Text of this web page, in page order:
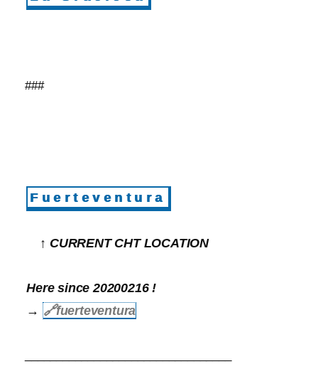
###
Fuerteventura
↑ CURRENT CHT LOCATION
Here since 20200216 !
→ 🔗fuerteventura